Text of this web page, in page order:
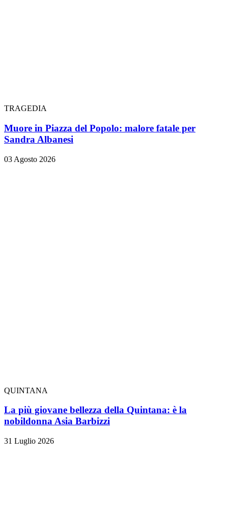
TRAGEDIA
Muore in Piazza del Popolo: malore fatale per
Sandra Albanesi
03 Agosto 2026
QUINTANA
La più giovane bellezza della Quintana: è la
nobildonna Asia Barbizzi
31 Luglio 2026